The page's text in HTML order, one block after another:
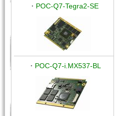
・ POC-Q7-Tegra2-SE
・ POC-Q7-i.MX537-BL